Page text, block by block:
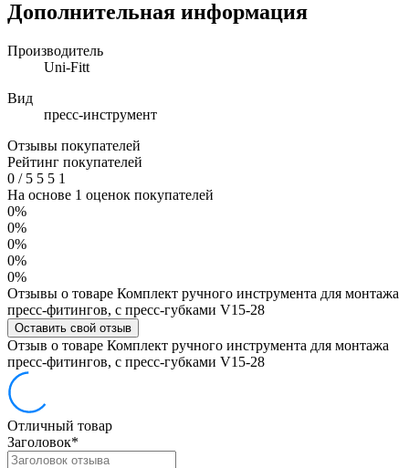
Дополнительная информация
Производитель
Uni-Fitt
Вид
пресс-инструмент
Отзывы покупателей
Рейтинг покупателей
0 /5 5 5 1
На основе 1 оценок покупателей
0%
0%
0%
0%
0%
Отзывы о товаре Комплект ручного инструмента для монтажа
пресс-фитингов, с пресс-губками V15-28
Оставить свой отзыв
Отзыв о товаре Комплект ручного инструмента для монтажа
пресс-фитингов, с пресс-губками V15-28
Отличный товар
Заголовок*